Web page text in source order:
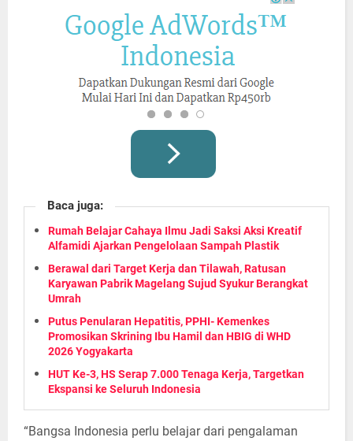
Baca juga:
Rumah Belajar Cahaya Ilmu Jadi Saksi Aksi Kreatif
Alfamidi Ajarkan Pengelolaan Sampah Plastik
Berawal dari Target Kerja dan Tilawah, Ratusan
Karyawan Pabrik Magelang Sujud Syukur Berangkat
Umrah
Putus Penularan Hepatitis, PPHI- Kemenkes
Promosikan Skrining Ibu Hamil dan HBIG di WHD
2026 Yogyakarta
HUT Ke-3, HS Serap 7.000 Tenaga Kerja, Targetkan
Ekspansi ke Seluruh Indonesia
“Bangsa Indonesia perlu belajar dari pengalaman